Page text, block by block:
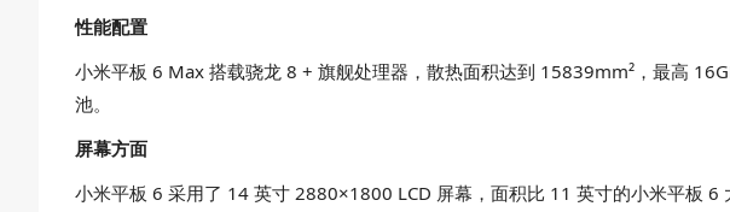
性能配置
小米平板 6 Max 搭载骁龙 8 + 旗舰处理器，散热面积达到 15839mm²，最高
池。
屏幕方面
小米平板 6 采用了 14 英寸 2880×1800 LCD 屏幕，面积比 11 英寸的小米平板